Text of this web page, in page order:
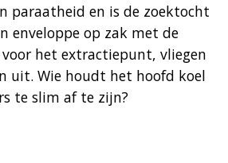
paraatheid en is de zoektocht
enveloppe op zak met de
het extractiepunt, vliegen
uit. Wie houdt het hoofd koel
te slim af te zijn?